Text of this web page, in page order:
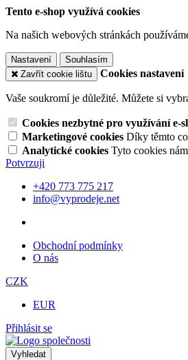
Tento e-shop využívá cookies
Na našich webových stránkách
Nastavení
Souhlasím
Zavřít cookie lištu
Cookies nastavení
Vaše soukromí je důležité. Můžete si
Cookies nezbytné pro využívání e-
Marketingové cookies Díky těmto
Analytické cookies Tyto cookies
Potvrzuji
+420 773 775 217
info@vyprodeje.net
Obchodní podmínky
O nás
CZK
EUR
Přihlásit se
Vyhledat